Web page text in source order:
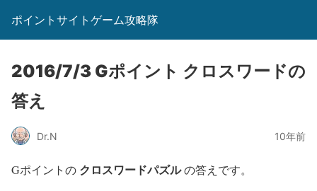
ポイントサイトゲーム攻略隊
2016/7/3 Gポイント クロスワードの
答え
Dr.N 10年前
Gポイントの クロスワードパズルの答えです。